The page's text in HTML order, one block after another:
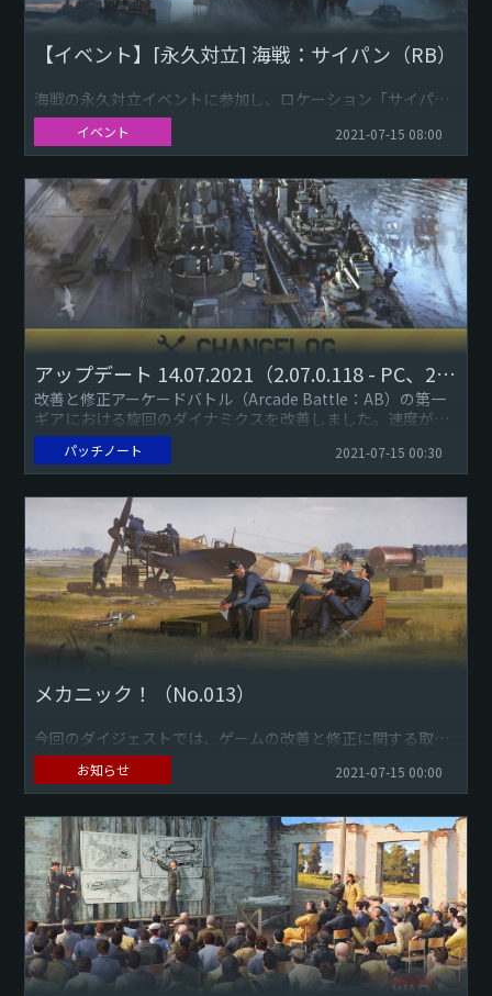
【イベント】[永久対立] 海戦：サイパン（RB）
海戦の永久対立イベントに参加し、ロケーション「サイパ
ン」のミッションを体験しましょう！7月19日 20：
00（JST）まで：[永久対立] サイパン問題が浮上し早急な修
正が必要と...
イベント 2021-07-15 08:00
アップデート 14.07.2021（2.07.0.118 - PC、2.7.0.113 - Playstation）
改善と修正アーケードバトル（Arcade Battle：AB）の第一
ギアにおける旋回のダイナミクスを改善しました。速度が低
下してもニュートラルに切り替わることがなくなりました。
航空...パッチノート 2021-07-15 00:30
メカニック！（No.013）
今回のダイジェストでは、ゲームの改善と修正に関する取り
組みについてご紹介します。公式サイトのチェンジログに
て、これらすべての項目を確認することをお忘れなく。
車体...
お知らせ 2021-07-15 00:00